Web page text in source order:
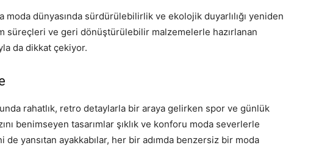
dünyasında sürdürülebilirlik ve ekolojik duyarlılığı yeniden
süreçleri ve geri dönüştürülebilir malzemelerle hazırlanan
da dikkat çekiyor.
rahatlık, retro detaylarla bir araya gelirken spor ve günlük
benimseyen tasarımlar şıklık ve konforu moda severlerle
yansıtan ayakkabılar, her bir adımda benzersiz bir moda